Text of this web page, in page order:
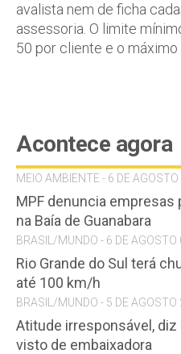
avalista nem de ficha
assessoria. O limite
50 por cliente e o máximo
Acontece agora
MEIO AMBIENTE - 6 DE AGOSTO
MPF denuncia
na Baía de Guanabara
BRASIL/MUNDO - 6 DE AGOSTO
Rio Grande do Sul terá
até 100 km/h
BRASIL/MUNDO - 5 DE AGOSTO
Atitude irresponsável, diz
visto de embaixadora